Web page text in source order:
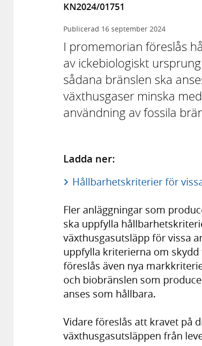
KN2024/01751
Publicerad 16 september 2024
I promemorian föreslås
av ickebiologiskt
sådana bränslen ska
växthusgaser minska
användning av fossila
Ladda ner:
Hållbarhetskriterier för
Fler anläggningar som
ska uppfylla
växthusgasutsläpp för vissa
uppfylla kriterierna om
föreslås även nya
och biobränslen som
anses som hållbara.
Vidare föreslås att kravet på
växthusgasutsläppen från